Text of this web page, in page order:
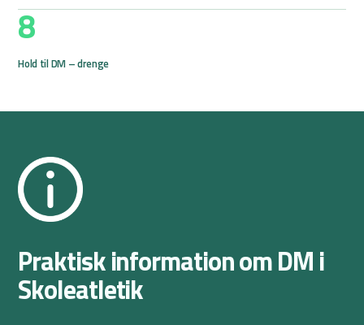
8
Hold til DM – drenge
Praktisk information om DM i
Skoleatletik